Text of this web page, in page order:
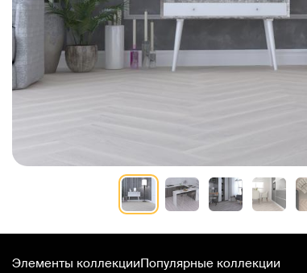
Элементы коллекцииПопулярные коллекции